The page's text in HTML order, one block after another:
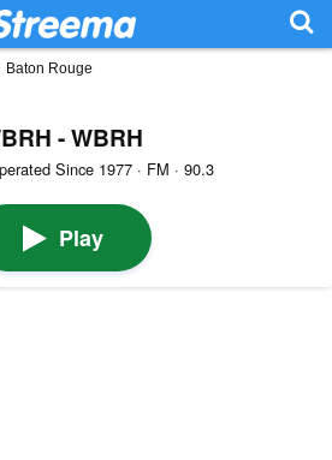
Baton Rouge
- WBRH
Since 1977 · FM · 90.3
Play